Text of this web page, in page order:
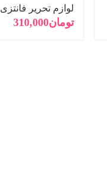
لوازم تحریر فانتزی
تومان310,000